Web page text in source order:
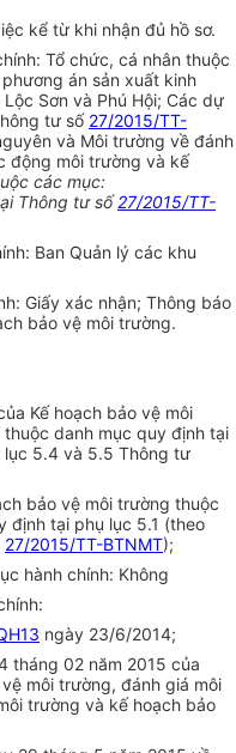
kể từ khi nhận đủ hồ sơ.
Tổ chức, cá nhân thuộc
án sản xuất kinh
Sơn và Phú Hội; Các dự
tư số 27/2015/TT-
và Môi trường về đánh
động môi trường và kế
các mục:
Thông tư số 27/2015/TT-
Ban Quản lý các khu
Giấy xác nhận; Thông báo
bảo vệ môi trường.
Kế hoạch bảo vệ môi
danh mục quy định tại
lục 5.4 và 5.5 Thông tư
bảo vệ môi trường thuộc
định tại phụ lục 5.1 (theo
27/2015/TT-BTNMT);
hành chính: Không
ngày 23/6/2014;
tháng 02 năm 2015 của
môi trường, đánh giá môi
trường và kế hoạch bảo